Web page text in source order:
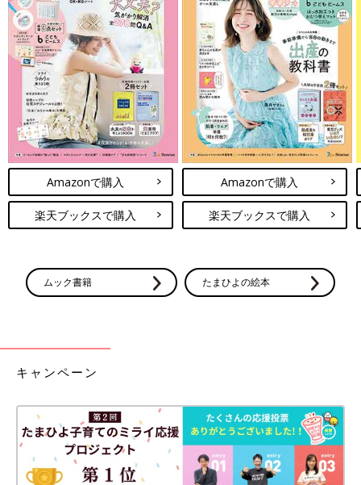
Amazonで購入
楽天ブックスで購入
Amazonで購入
楽天ブックスで購入
ムック書籍 たまひよの絵本
キャンペーン